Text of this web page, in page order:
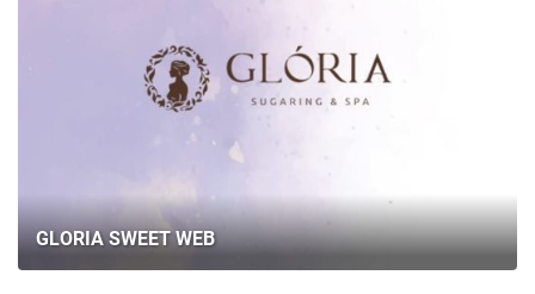
GLORIA SWEET WEB